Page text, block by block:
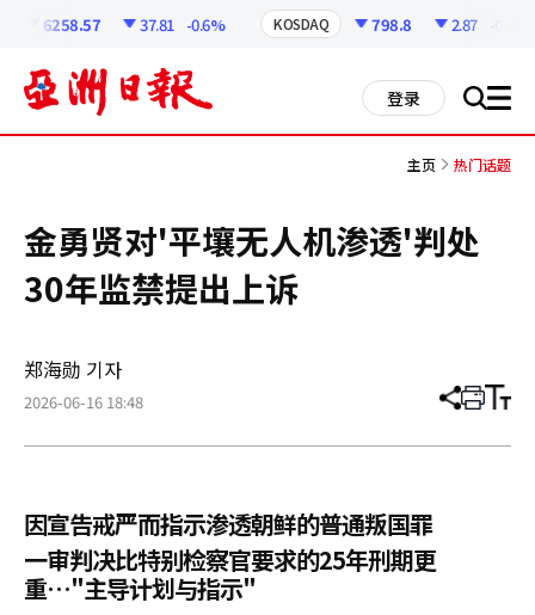
6258.57 37.81 -0.6% KOSDAQ 798.8 2.87 -0.36%
登录 搜 all
主页 热门话题
金勇贤对'平壤无人机渗透'判处
30年监禁提出上诉
郑海勋 기자
2026-06-16 18:48 分
章
打 调
小
因宣告戒严而指示渗透朝鲜的普通叛国罪
一审判决比特别检察官要求的25年刑期更
重…"主导计划与指示"